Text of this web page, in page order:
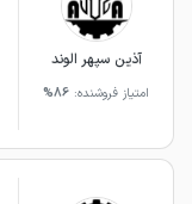
آذین سپهر الوند
امتیاز فروشنده: 86%